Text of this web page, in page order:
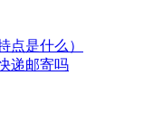
点是什么）
递邮寄吗